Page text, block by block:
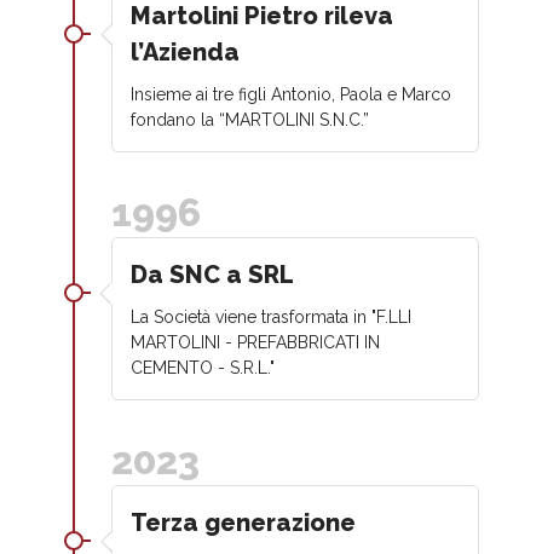
Martolini Pietro rileva
l’Azienda
Insieme ai tre figli Antonio, Paola e Marco
fondano la “MARTOLINI S.N.C.”
1996
Da SNC a SRL
La Società viene trasformata in "F.LLI
MARTOLINI - PREFABBRICATI IN
CEMENTO - S.R.L."
2023
Terza generazione